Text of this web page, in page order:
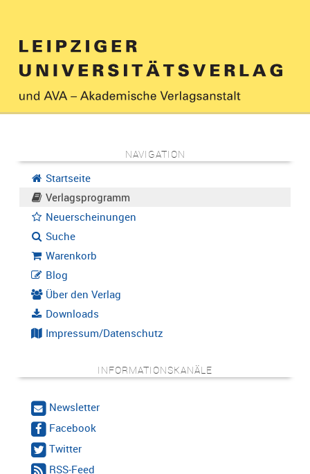
NAVIGATION
Startseite
Verlagsprogramm
Neuerscheinungen
Suche
Warenkorb
Blog
Über den Verlag
Downloads
Impressum/Datenschutz
INFORMATIONSKANÄLE
Newsletter
Facebook
Twitter
RSS-Feed